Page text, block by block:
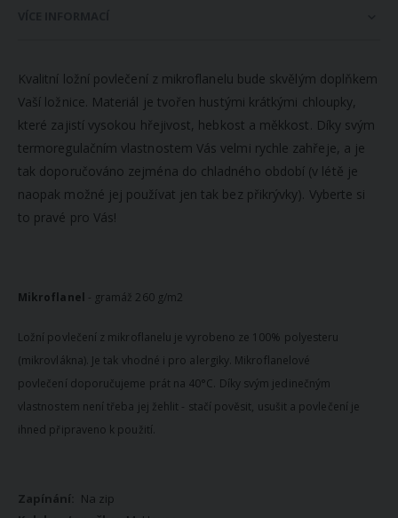
Kvalitní ložní povlečení z mikroflanelu bude skvělým doplňkem
Vaší ložnice. Materiál je tvořen hustými krátkými chloupky,
které zajistí vysokou hřejivost, hebkost a měkkost. Díky svým
termoregulačním vlastnostem Vás velmi rychle zahřeje, a je
tak doporučováno zejména do chladného období (v létě je
naopak možné jej používat jen tak bez přikrývky). Vyberte si
to pravé pro Vás!
Mikroflanel - gramáž 260 g/m2
Ložní povlečení z mikroflanelu je vyrobeno ze 100% polyesteru
(mikrovlákna). Je tak vhodné i pro alergiky. Mikroflanelové
povlečení doporučujeme prát na 40°C. Díky svým jedinečným
vlastnostem není třeba jej žehlit - stačí pověsit, usušit a povlečení je
ihned připraveno k použití.
Více
Na zip